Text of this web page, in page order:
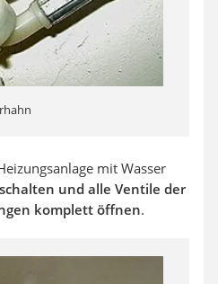
mit Wasser
und alle Ventile der
komplett öffnen.